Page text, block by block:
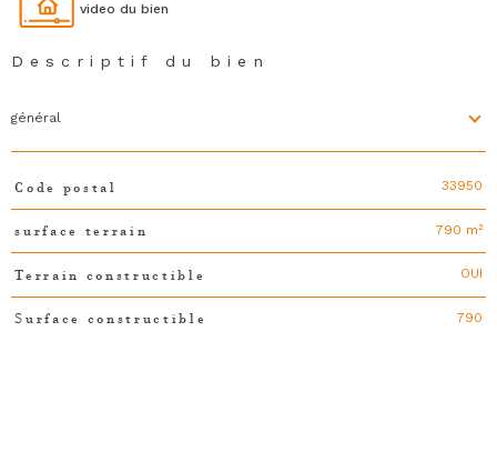
video du bien
Descriptif du bien
général
TRAD_PAMPERO_Caracteristique
Code postal 33950
surface terrain 790 m²
Terrain constructible OUI
Surface constructible 790